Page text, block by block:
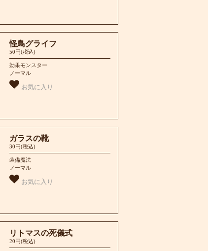
怪鳥グライフ
50円(税込)
効果モンスター
ノーマル
お気に入り
ガラスの靴
30円(税込)
装備魔法
ノーマル
お気に入り
リトマスの死儀式
20円(税込)